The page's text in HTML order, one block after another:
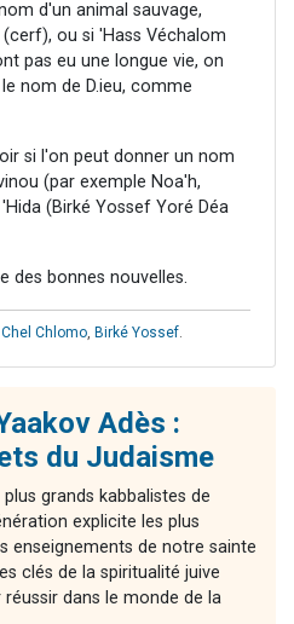
d'un animal sauvage,
ou si 'Hass Véchalom
pas eu une longue vie, on
nom de D.ieu, comme
si l'on peut donner un nom
(par exemple Noa'h,
(Birké Yossef Yoré Déa
des bonnes nouvelles.
Chlomo, Birké Yossef.
Adès :
du Judaisme
plus grands kabbalistes de
explicite les plus
enseignements de notre sainte
clés de la spiritualité juive
dans le monde de la